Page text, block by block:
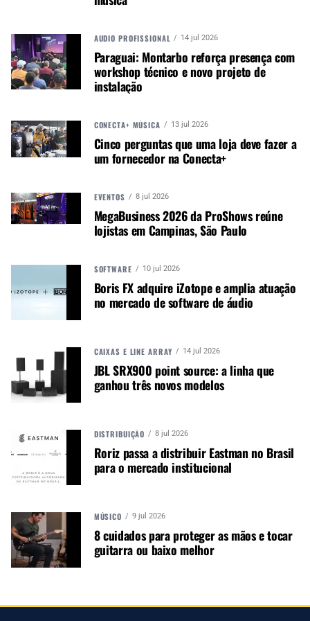
Autor:Redação M&M
Música &amp; Mercado é uma
publicação empenhada em
negócios para o music business,
indústria de áudio profissional,
iluminação e instrumentos
Noticias que ajudam seu trabalho com a música.
Acesse o Canal de WhatsApp
TÓPICOS RELACIONADOS:
ONERPM
PARCERIA ONERPM ADIDAS
Edifier Brasil e Wah Wah Studio lançam iniciativa para
músicos
artistas nacionais e internacionais
AUDIO PROFISSIONAL 14 jul 2026
Paraguai: Montarbo reforça presença com
workshop técnico e novo projeto de
instalação
CONECTA+ MÚSICA 13 jul 2026
Cinco perguntas que uma loja deve fazer a
um fornecedor na Conecta+
EVENTOS 8 jul 2026
MegaBusiness 2026 da ProShows reúne
lojistas em Campinas, São Paulo
SOFTWARE 10 jul 2026
Boris FX adquire iZotope e amplia atuação
no mercado de software de áudio
CAIXAS E LINE ARRAY 14 jul 2026
JBL SRX900 point source: a linha que
ganhou três novos modelos
DISTRIBUIÇÃO 8 jul 2026
Roriz passa a distribuir Eastman no Brasil
para o mercado institucional
MÚSICO 9 jul 2026
8 cuidados para proteger as mãos e tocar
guitarra ou baixo melhor